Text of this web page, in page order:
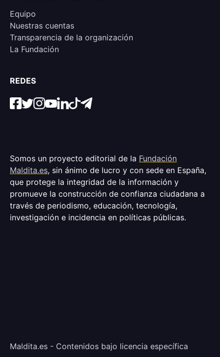
Equipo
Nuestras cuentas
Transparencia de la organización
La Fundación
REDES
Somos un proyecto editorial de la Fundación
Maldita.es, sin ánimo de lucro y con sede en España,
que protege la integridad de la información y
promueve la construcción de confianza ciudadana a
través de periodismo, educación, tecnología,
investigación e incidencia en políticas públicas.
Maldita.es - Contenidos bajo licencia específica